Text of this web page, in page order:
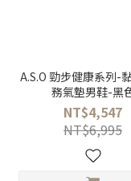
A.S.O 勁步健康系列-
務氣墊男鞋-黑
NT$4,547
NT$6,995